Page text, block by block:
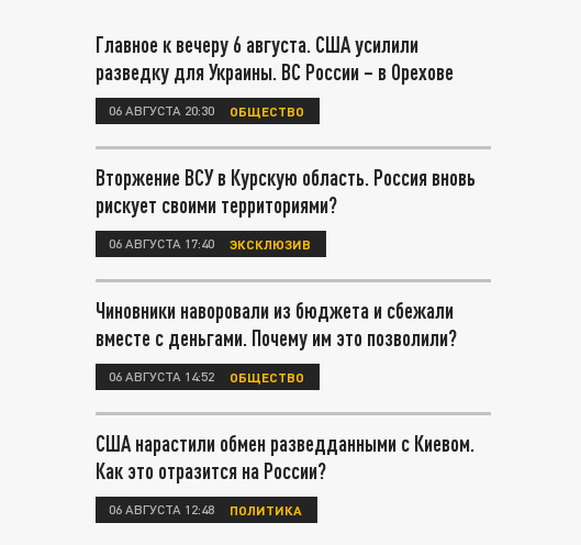
Главное к вечеру 6 августа. США усилили
разведку для Украины. ВС России – в Орехове
06 АВГУСТА 20:30 ОБЩЕСТВО
Вторжение ВСУ в Курскую область. Россия вновь
рискует своими территориями?
06 АВГУСТА 17:40 ЭКСКЛЮЗИВ
Чиновники наворовали из бюджета и сбежали
вместе с деньгами. Почему им это позволили?
06 АВГУСТА 14:52 ОБЩЕСТВО
США нарастили обмен разведданными с Киевом.
Как это отразится на России?
06 АВГУСТА 12:48 ПОЛИТИКА